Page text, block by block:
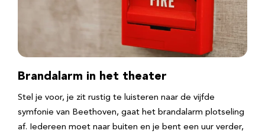
Brandalarm in het theater
Stel je voor, je zit rustig te luisteren naar de vijfde
symfonie van Beethoven, gaat het brandalarm plotseling
af. Iedereen moet naar buiten en je bent een uur verder,